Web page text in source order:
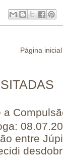
Página inicial
a
entre